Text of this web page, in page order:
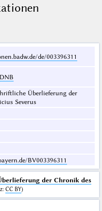
de/003396311
DNB
Überlieferung der
Severus
BV003396311
der Chronik des
: CC BY)